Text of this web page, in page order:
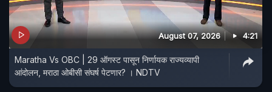
August 07, 2026 4:21
Maratha Vs OBC | 29 ऑगस्ट पासून निर्णायक राज्यव्यापी
आंदोलन, मराठा ओबीसी संघर्ष पेटणार? । NDTV